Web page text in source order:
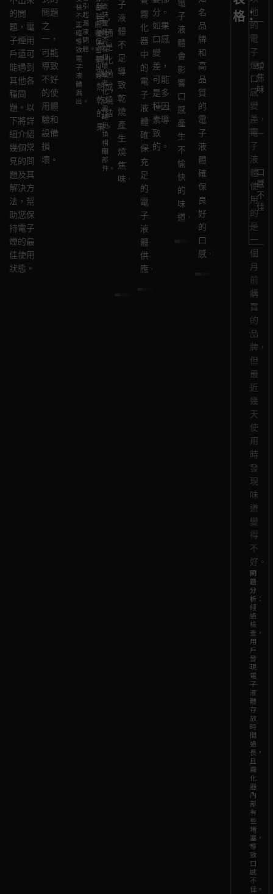
的問
題，電
子煙用
戶還可
能遇到
其他各
種問
題。以
下將詳
細介紹
幾個常
見的問
題及其
解決方
法，幫
助您保
持電子
煙的最
佳使用
狀態。
問題
之
一，
可能
導致
不好
的使
用體
驗和
設備
損
壞。
裝
不
正
確，
導
致
電
子
液
體
漏
出。
引
起
漏
液
問
題。
密
封
圈，
確
保
密
封
良
好。
查
裝
置
是
否
有
損
壞
或
老
化，
必
要
時
更
換
相
關
部
件。
味
時，
這通
常是
霧化
器過
熱或
乾燒
的結
果。
子
液
體
不
足，
導
致
乾
燒，
產
生
燒
焦
味。
用，
熱，
發，
味。
損
壞，
導
致
加
熱
不
均
勻，
出
現
燒
焦
味。
霧
化
器
中
的
電
子
液
體，
確
保
充
足
的
電
子
液
體
供
應。
時，
適
當
控
制
使
用
頻
率，
讓
霧
化
味
時，
更
霧
器，
分。
如果
口感
變
差，
可能
是多
種因
素導
致
的。
電
子
液
體
會
影
響
口
感，
產
生
不
愉
快
的
味
道。
塞，
致
電
液
體
無
法
充
霧
化，
影
響
口
感。
放
時
間
過
長，
味
道
變
質，
影
口
感。
名
品
牌
和
高
品
質
的
電
子
液
體，
確
保
良
好
的
口
感。
霧
他
的
電
子
煙
口
感
變
差，
電
子
液
體
使
用
的
是
一
個
月
前
購
買
的
品
牌，
但
最
近
幾
天
使
用
時
發
現
味
道
變
得
不
好。
問
題
分
析 ：
經
過
檢
查，
用
戶
發
現
電
子
液
體
存
放
時
間
過
長，
且
霧
化
器
內
部
有
些
堵
塞，
導
致
口
感
不
佳。
格：
燒
焦
味
口
感
不
佳